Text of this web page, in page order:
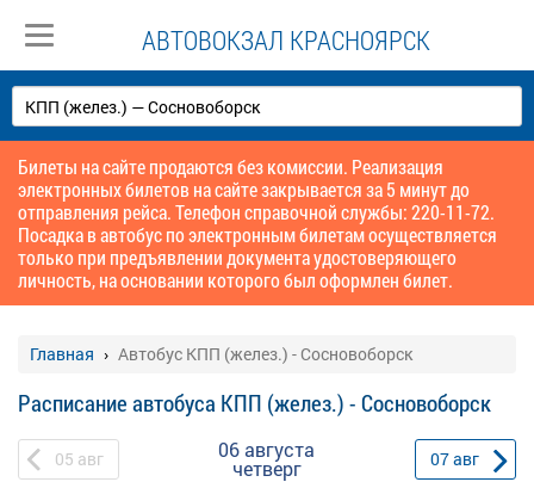
АВТОВОКЗАЛ КРАСНОЯРСК
Билеты на сайте продаются без комиссии. Реализация
электронных билетов на сайте закрывается за 5 минут до
отправления рейса. Телефон справочной службы: 220-11-72.
Посадка в автобус по электронным билетам осуществляется
только при предъявлении документа удостоверяющего
личность, на основании которого был оформлен билет.
Главная Автобус КПП (желез.) - Сосновоборск
Расписание автобуса КПП (желез.) - Сосновоборск
05 авг 06 августа
четверг 07авг